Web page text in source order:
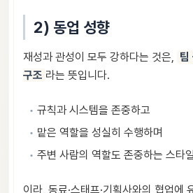
2) 동업 성향
재성과 관성이 모두 강하다는 것은, 팀
구조 라는 뜻입니다.
규칙과 시스템을 존중하고
맡은 역할을 성실히 수행하며
주변 사람의 역할도 존중하는 스타일
이라, 동료·스태프·기획사와의 협업에